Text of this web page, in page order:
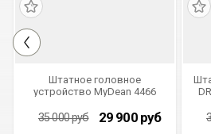
Штатное головное
устройство MyDean 4466
35 000руб 29 900 руб